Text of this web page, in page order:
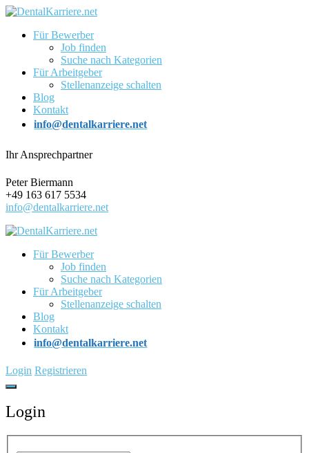
Für Bewerber
Job finden
Suche nach Kategorien
Für Arbeitgeber
Stellenanzeige schalten
Blog
Kontakt
info@dentalkarriere.net
Ihr Ansprechpartner
Peter Biermann
+49 163 617 5534
info@dentalkarriere.net
Für Bewerber
Job finden
Suche nach Kategorien
Für Arbeitgeber
Stellenanzeige schalten
Blog
Kontakt
info@dentalkarriere.net
Login Registrieren
Login